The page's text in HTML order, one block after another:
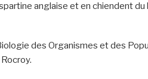
anglaise et en chiendent
des Organismes et des